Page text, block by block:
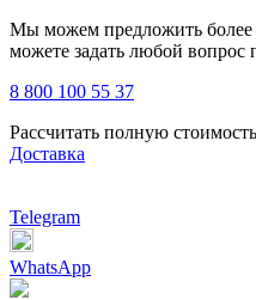
Мы можем предложить более
можете задать любой вопрос
8 800 100 55 37
Рассчитать полную
Доставка
Telegram
WhatsApp